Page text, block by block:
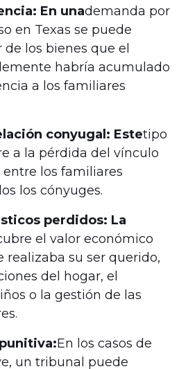
En unademanda por
en Texas se puede
los bienes que el
habría acumulado
a los familiares
conyugal: Estetipo
a la pérdida del vínculo
los familiares
los cónyuges.
perdidos: La
el valor económico
realizaba su ser querido,
del hogar, el
o la gestión de las
En los casos de
un tribunal puede